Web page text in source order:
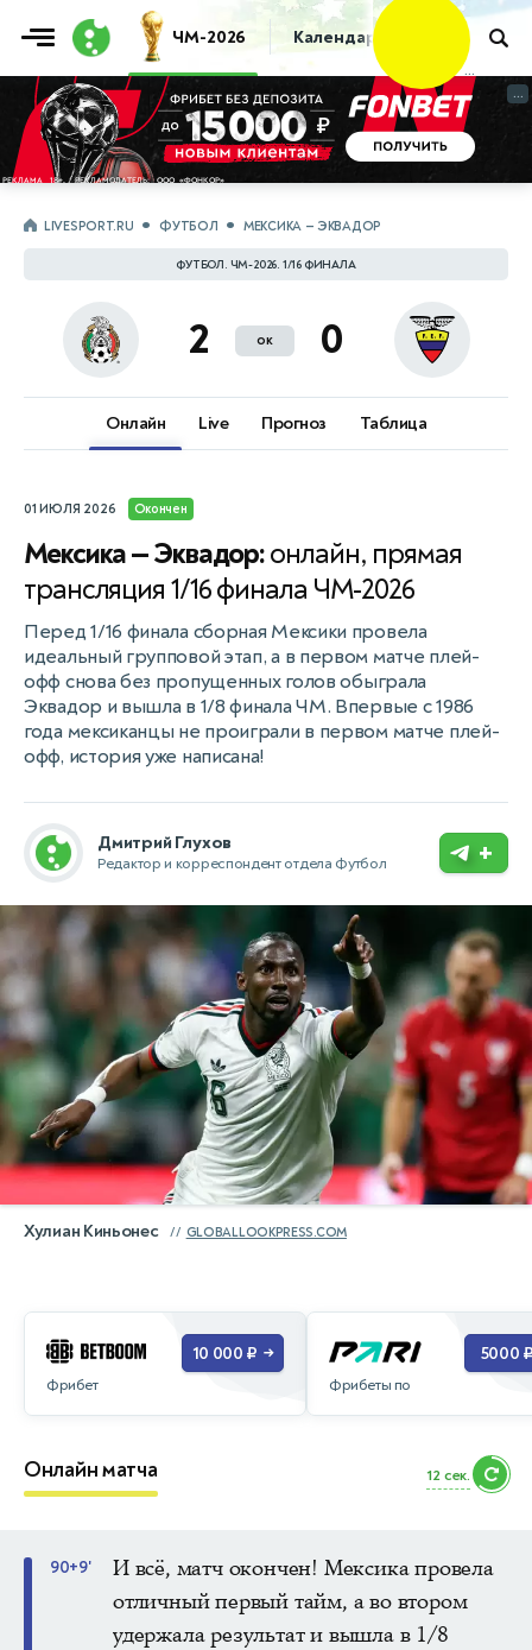
ЧМ-2026 Календарь Таблица
...
...
LIVESPORT.RU ФУТБОЛ МЕКСИКА — ЭКВАДОР
ФУТБОЛ. ЧМ-2026. 1/16 ФИНАЛА
2 ок 0
Онлайн Live Прогноз Таблица
01 ИЮЛЯ 2026 Окончен
Мексика — Эквадор:онлайн, прямая
трансляция 1/16 финала ЧМ-2026
Перед 1/16 финала сборная Мексики провела
идеальный групповой этап, а в первом матче плей-
офф снова без пропущенных голов обыграла
Эквадор и вышла в 1/8 финала ЧМ. Впервые с 1986
года мексиканцы не проиграли в первом матче плей-
офф, история уже написана!
Дмитрий Глухов
Редактор и корреспондент отдела Футбол +
Хулиан Киньонес GLOBALLOOKPRESS.COM
Фрибет
10 000 ₽ →
Фрибеты по
5000
Онлайн матча 10 сек.
90+9'
И всё, матч окончен! Мексика провела
отличный первый тайм, а во втором
удержала результат и вышла в 1/8